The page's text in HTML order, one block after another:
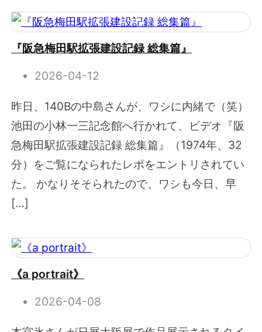
『阪急梅田駅拡張建設記録 総集篇』
2026-04-12
昨日、140Bの中島さんが、ワシに内緒で（笑）
池田の小林一三記念館へ行かれて、ビデオ『阪
急梅田駅拡張建設記録 総集篇』（1974年、32
分）をご覧になられたレポをエントリされてい
た。 かなりそそられたので、ワシも今日、早
[…]
《a portrait》
2026-04-08